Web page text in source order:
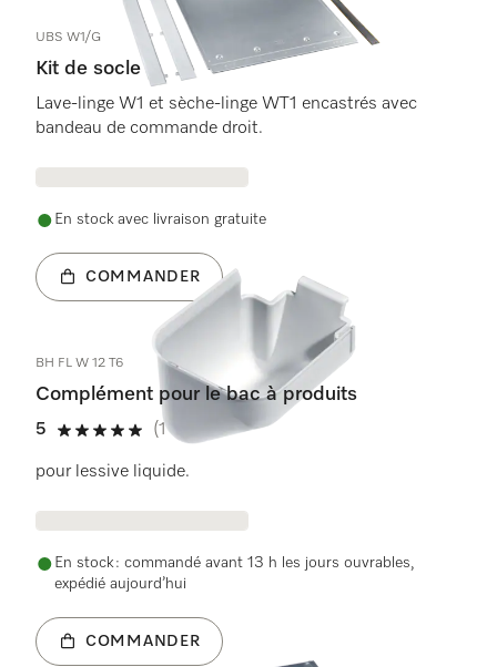
UBS W1/G
Kit de socle
Lave-linge W1 et sèche-linge WT1 encastrés avec
bandeau de commande droit.
En stock avec livraison gratuite
COMMANDER
BH FL W 12 T6
Complément pour le bac à produits
5
5 étoiles de 5
(1 avis)
pour lessive liquide.
En stock : commandé avant 13 h les jours ouvrables,
expédié aujourd’hui
COMMANDER